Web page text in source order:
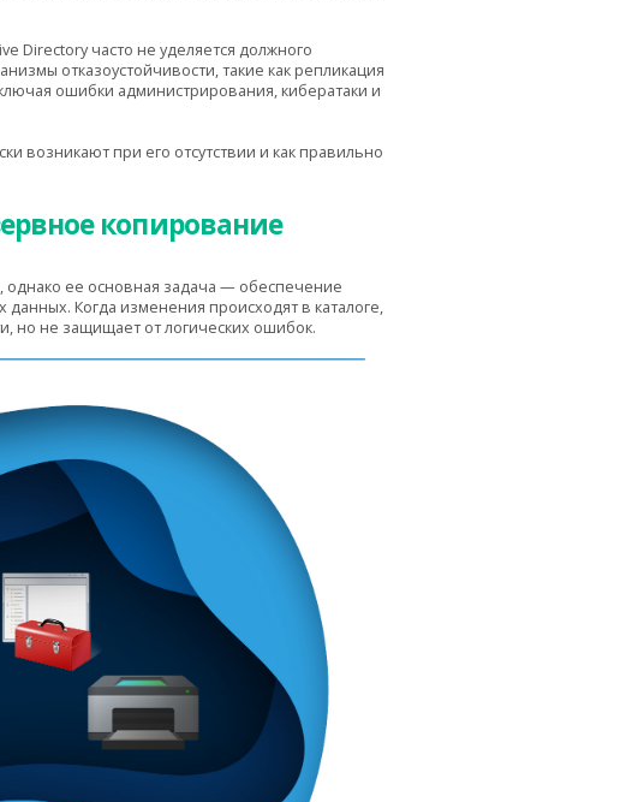
Directory часто не уделяется должного
отказоустойчивости, такие как репликация
ошибки администрирования, кибератаки и
возникают при его отсутствии и как правильно
копирование
однако ее основная задача — обеспечение
Когда изменения происходят в каталоге,
но не защищает от логических ошибок.